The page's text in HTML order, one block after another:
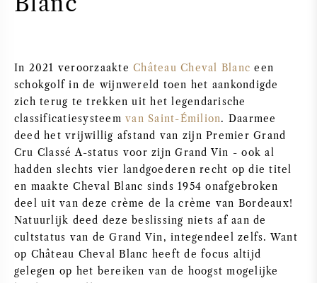
WIJN CADEAU
WIJN SALE
RODE WIJN
WITTE WIJN
MOUSSERENDE WIJN
PERRIER JOUET
MOËT & CHANDON
ARMAND DE BRIGNAC
JACQUES SELOSSE
ALLE CHAMPAGNE MERKEN
In 2021 veroorzaakteChâteau Cheval Blanc een
schokgolf in de wijnwereld toen het aankondigde
zich terug te trekken uit het legendarische
classificatiesysteemvan Saint-Émilion. Daarmee
deed het vrijwillig afstand van zijn Premier Grand
Cru Classé A-status voor zijn Grand Vin - ook al
hadden slechts vier landgoederen recht op die titel
en maakte Cheval Blanc sinds 1954 onafgebroken
deel uit van deze crème de la crème van Bordeaux!
Natuurlijk deed deze beslissing niets af aan de
cultstatus van de Grand Vin, integendeel zelfs. Want
op Château Cheval Blanc heeft de focus altijd
gelegen op het bereiken van de hoogst mogelijke